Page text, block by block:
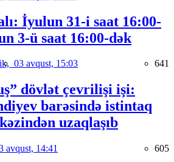
İyulun 31-i saat 16:00-
3-ü saat 16:00-dək
03 avqust, 15:03 641
dövlət çevrilişi işi:
barəsində istintaq
uzaqlaşıb
avqust, 14:41 605